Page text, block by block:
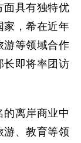
面具有独特优
家，希在近年
游等领域合作
长即将率团访
离岸商业中
游、教育等领